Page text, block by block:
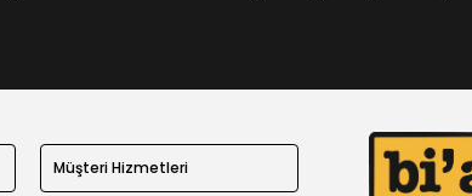
Müşteri Hizmetleri